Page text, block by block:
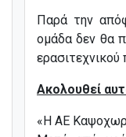
Παρά την
ομάδα δεν θα
Ακολουθεί
«Η ΑΕ